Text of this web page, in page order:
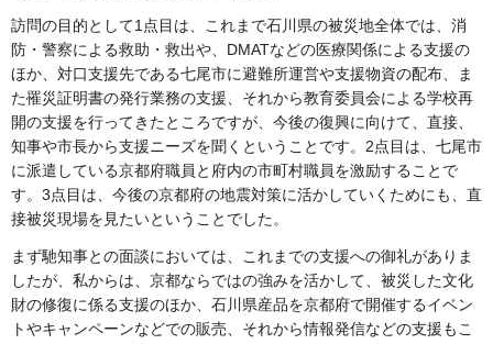
訪問の目的として1点目は、これまで石川県の被災地全体では、消
防・警察による救助・救出や、DMATなどの医療関係による支援の
ほか、対口支援先である七尾市に避難所運営や支援物資の配布、ま
た罹災証明書の発行業務の支援、それから教育委員会による学校再
開の支援を行ってきたところですが、今後の復興に向けて、直接、
知事や市長から支援ニーズを聞くということです。2点目は、七尾市
に派遣している京都府職員と府内の市町村職員を激励することで
す。3点目は、今後の京都府の地震対策に活かしていくためにも、直
接被災現場を見たいということでした。
まず馳知事との面談においては、これまでの支援への御礼がありま
したが、私からは、京都ならではの強みを活かして、被災した文化
財の修復に係る支援のほか、石川県産品を京都府で開催するイベン
トやキャンペーンなどでの販売、それから情報発信などの支援もこ